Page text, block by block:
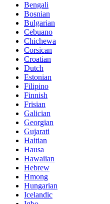
Bengali
Bosnian
Bulgarian
Cebuano
Chichewa
Corsican
Croatian
Dutch
Estonian
Filipino
Finnish
Frisian
Galician
Georgian
Gujarati
Haitian
Hausa
Hawaiian
Hebrew
Hmong
Hungarian
Icelandic